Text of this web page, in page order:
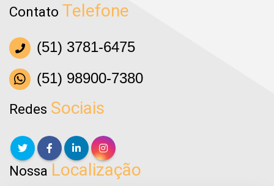
Contato Telefone
(51) 3781-6475
(51) 98900-7380
Redes Sociais
Nossa Localização